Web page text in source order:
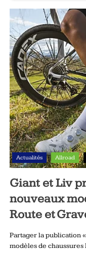
Actualités Allroad
Giant et Liv
nouveaux
Route et
Partager la publication
modèles de